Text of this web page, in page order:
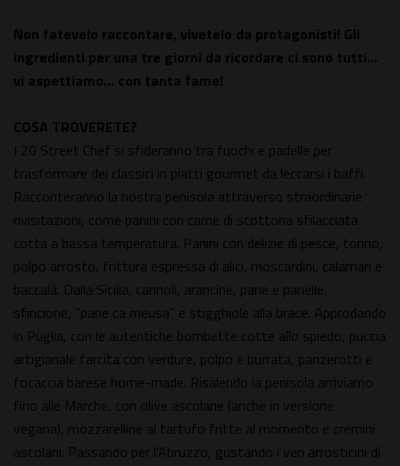
Non fatevelo raccontare, vivetelo da protagonisti! Gli
ingredienti per una tre giorni da ricordare ci sono tutti…
vi aspettiamo… con tanta fame!
COSA TROVERETE?
I 20 Street Chef si sfideranno tra fuochi e padelle per
trasformare dei classici in piatti gourmet da leccarsi i baffi.
Racconteranno la nostra penisola attraverso straordinarie
rivisitazioni, come panini con carne di scottona sfilacciata
cotta a bassa temperatura. Panini con delizie di pesce, tonno,
polpo arrosto, frittura espressa di alici, moscardini, calamari e
baccalà. Dalla Sicilia, cannoli, arancine, pane e panelle,
sfincione, "pane ca meusa" e stigghiole alla brace. Approdando
in Puglia, con le autentiche bombette cotte allo spiedo, puccia
artigianale farcita con verdure, polpo e burrata, panzerotti e
focaccia barese home-made. Risalendo la penisola arriviamo
fino alle Marche, con olive ascolane (anche in versione
vegana), mozzarelline al tartufo fritte al momento e cremini
ascolani. Passando per l'Abruzzo, gustando i veri arrosticini di